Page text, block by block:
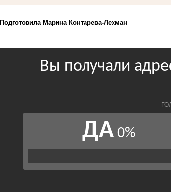
Подготовила Марина Контарева-Лехман